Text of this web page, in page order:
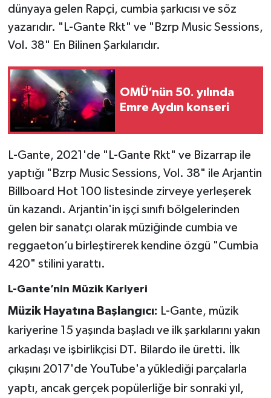
dünyaya gelen Rapçi, cumbia şarkıcısı ve söz
yazarıdır. "L-Gante Rkt" ve "Bzrp Music Sessions,
Vol. 38" En Bilinen Şarkılarıdır.
OMÜ’nün 50. yılında
Emre Aydın konseri
L-Gante, 2021'de "L-Gante Rkt" ve Bizarrap ile
yaptığı "Bzrp Music Sessions, Vol. 38" ile Arjantin
Billboard Hot 100 listesinde zirveye yerleşerek
ün kazandı. Arjantin'in işçi sınıfı bölgelerinden
gelen bir sanatçı olarak müziğinde cumbia ve
reggaeton’u birleştirerek kendine özgü "Cumbia
420" stilini yarattı.
L-Gante’nin Müzik Kariyeri
Müzik Hayatına Başlangıcı: L-Gante, müzik
kariyerine 15 yaşında başladı ve ilk şarkılarını yakın
arkadaşı ve işbirlikçisi DT. Bilardo ile üretti. İlk
çıkışını 2017'de YouTube'a yüklediği parçalarla
yaptı, ancak gerçek popülerliğe bir sonraki yıl,